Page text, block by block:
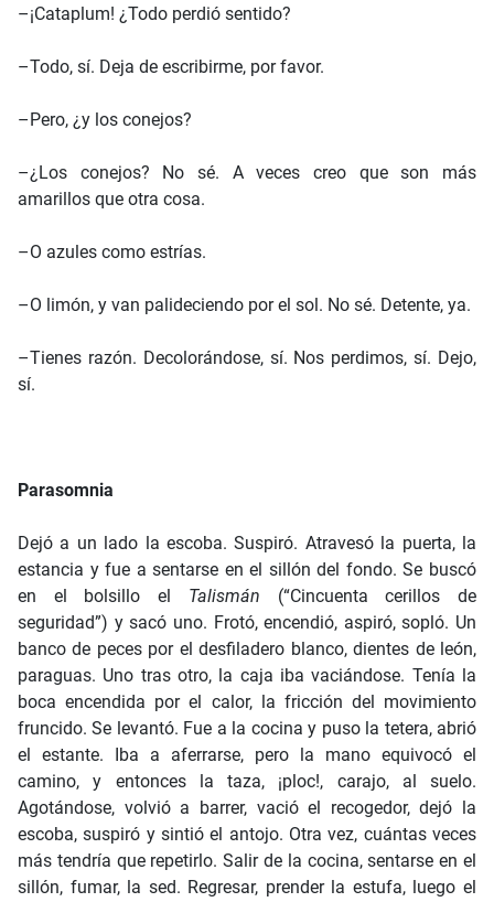
–¡Cataplum! ¿Todo perdió sentido?
–Todo, sí. Deja de escribirme, por favor.
–Pero, ¿y los conejos?
–¿Los conejos? No sé. A veces creo que son más
amarillos que otra cosa.
–O azules como estrías.
–O limón, y van palideciendo por el sol. No sé. Detente, ya.
–Tienes razón. Decolorándose, sí. Nos perdimos, sí. Dejo,
sí.
Parasomnia
Dejó a un lado la escoba. Suspiró. Atravesó la puerta, la
estancia y fue a sentarse en el sillón del fondo. Se buscó
en el bolsillo el Talismán (“Cincuenta cerillos de
seguridad”) y sacó uno. Frotó, encendió, aspiró, sopló. Un
banco de peces por el desfiladero blanco, dientes de león,
paraguas. Uno tras otro, la caja iba vaciándose. Tenía la
boca encendida por el calor, la fricción del movimiento
fruncido. Se levantó. Fue a la cocina y puso la tetera, abrió
el estante. Iba a aferrarse, pero la mano equivocó el
camino, y entonces la taza, ¡ploc!, carajo, al suelo.
Agotándose, volvió a barrer, vació el recogedor, dejó la
escoba, suspiró y sintió el antojo. Otra vez, cuántas veces
más tendría que repetirlo. Salir de la cocina, sentarse en el
sillón, fumar, la sed. Regresar, prender la estufa, luego el